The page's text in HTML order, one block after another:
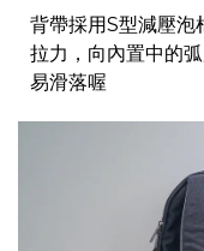
背帶採用S型減壓泡
拉力，向內置中的
易滑落喔